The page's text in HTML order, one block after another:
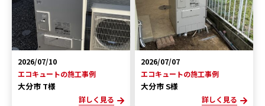
2026/07/10
エコキュートの施工事例
大分市 T様
詳しく見る
2026/07/07
エコキュートの施工事例
大分市 S様
詳しく見る